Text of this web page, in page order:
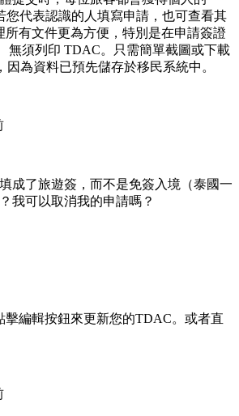
您代表認識的人填寫申請，也可查看其
所有文件更為方便，特別是在申請簽證
無須列印 TDAC。只需簡單截圖或下載
因為資料已預先儲存於移民系統中。
成了旅遊簽，而不是免簽入境（泰國一
我可以取消我的申請嗎？
擊編輯按鈕來更新您的TDAC。或者直